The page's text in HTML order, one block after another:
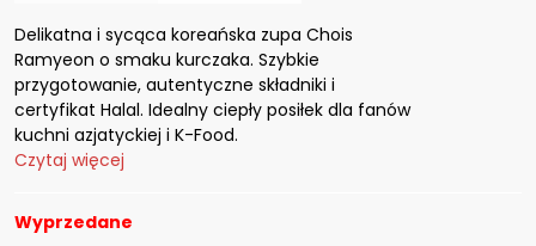
Delikatna i sycąca koreańska zupa Chois
Ramyeon o smaku kurczaka. Szybkie
przygotowanie, autentyczne składniki i
certyfikat Halal. Idealny ciepły posiłek dla fanów
kuchni azjatyckiej i K-Food.
Czytaj więcej
Wyprzedane